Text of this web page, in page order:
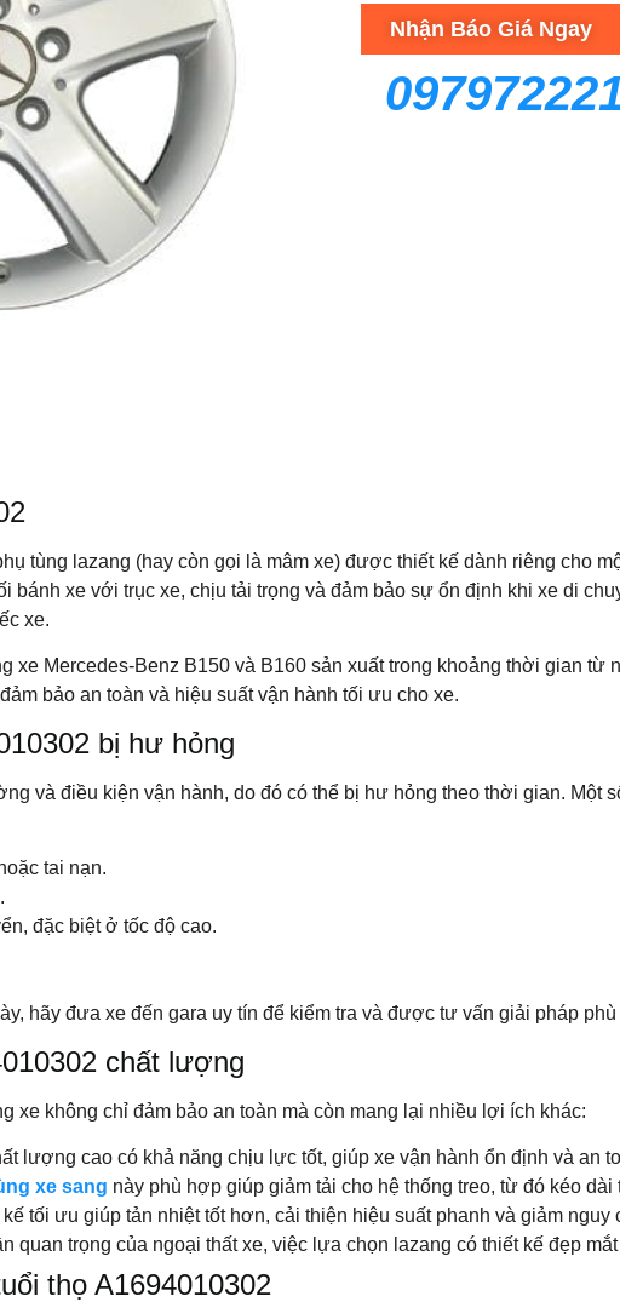
Nhận Báo Giá Ngay
tùng lazang (hay còn gọi là mâm xe) được thiết kế dành riêng cho
bánh xe với trục xe, chịu tải trọng và đảm bảo sự ổn định khi xe di
xe.
xe Mercedes-Benz B150 và B160 sản xuất trong khoảng thời gian từ
bảo an toàn và hiệu suất vận hành tối ưu cho xe.
bị hư hỏng
và điều kiện vận hành, do đó có thể bị hư hỏng theo thời gian. Một
tai nạn.
đặc biệt ở tốc độ cao.
hãy đưa xe đến gara uy tín để kiểm tra và được tư vấn giải pháp
chất lượng
không chỉ đảm bảo an toàn mà còn mang lại nhiều lợi ích khác:
lượng cao có khả năng chịu lực tốt, giúp xe vận hành ổn định và an
xe sang này phù hợp giúp giảm tải cho hệ thống treo, từ đó kéo
kế tối ưu giúp tản nhiệt tốt hơn, cải thiện hiệu suất phanh và giảm
quan trọng của ngoại thất xe, việc lựa chọn lazang có thiết kế đẹp
thọ A1694010302